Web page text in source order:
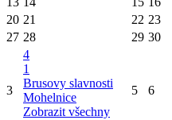
20 21 22 23
27 28 29 30
3
4
1
Brusovy slavnosti
Mohelnice
Zobrazit všechny
5 6